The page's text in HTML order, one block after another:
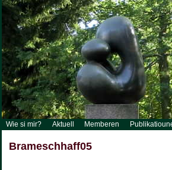
Wie si mir? Aktuell Memberen
Brameschhaff05